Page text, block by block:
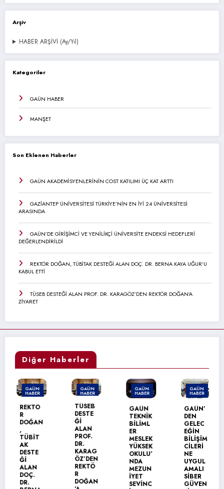
Arşiv
HABER ARŞİVİ (Ay/Yıl)
Kategoriler
GAÜN HABER
MANŞET
Son Eklenen Haberler
GAÜN AKADEMİSYENLERİNİN COST KATILIMI ÜÇ KAT ARTTI
GAZİANTEP ÜNİVERSİTESİ TÜRKİYE’NİN EN İYİ 24 ÜNİVERSİTESİ
ARASINDA
GAÜN’DE GİRİŞİMCİ VE YENİLİKÇİ ÜNİVERSİTE ENDEKSİ HEDEFLERİ
DEĞERLENDİRİLDİ
REKTÖR DOĞAN, TÜBİTAK DESTEĞİ ALAN DOÇ. DR. BERNA KAYA UĞUR’U
KABUL ETTİ
TÜSEB DESTEĞİ ALAN PROF. DR. KARAGÖZ’DEN REKTÖR DOĞAN’A
ZİYARET
Diğer Haberler
GAÜN
HABER
REKTÖ
R
DOĞAN
TÜBİT
AK
DESTE
Ğİ
ALAN
DOÇ.
DR.
GAÜN
HABER
TÜSEB
DESTE
Ğİ
ALAN
PROF.
DR.
KARAG
ÖZ’DEN
REKTÖ
R
DOĞAN
GAÜN
HABER
GAÜN
TEKNİK
BİLİML
ER
MESLEK
YÜKSEK
OKULU’
NDA
MEZUN
İYET
SEVİNC
GAÜN
HABER
GAÜN’
DEN
GELEC
EĞİN
BİLİŞİM
CİLERİ
NE
UYGUL
AMALI
SİBER
GÜVEN